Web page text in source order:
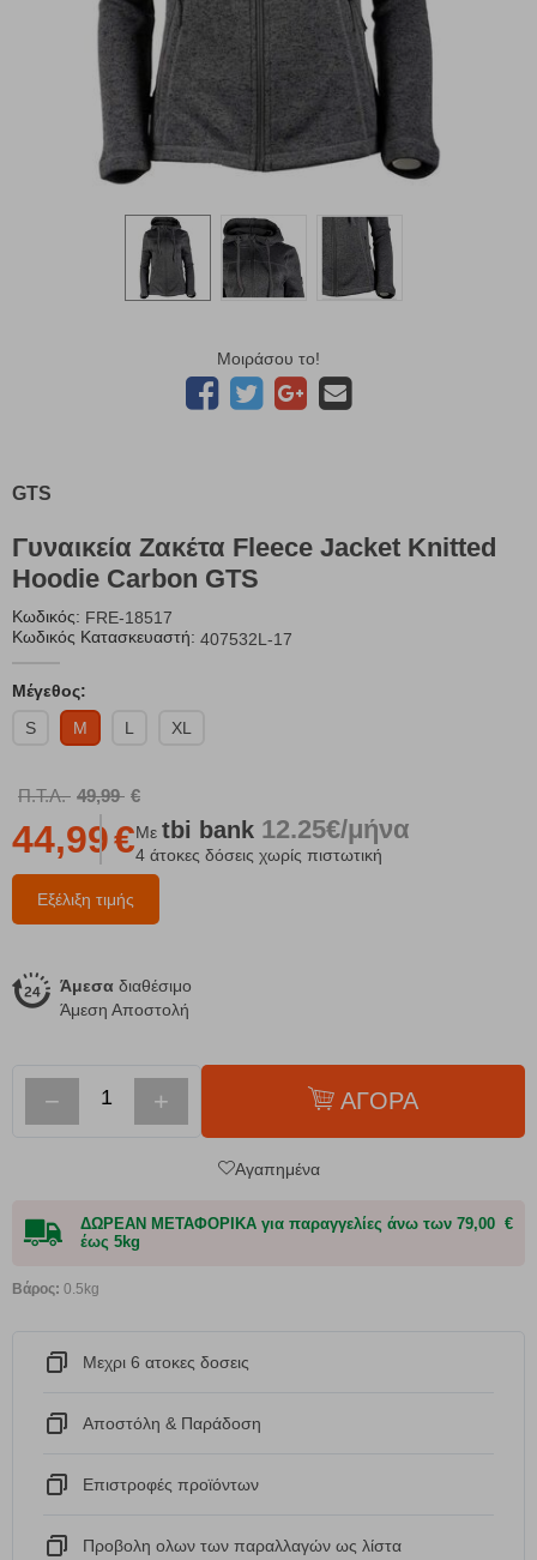
Μοιράσου το!
GTS
Γυναικεία Ζακέτα Fleece Jacket Knitted
Hoodie Carbon GTS
Κωδικός: FRE-18517
Κωδικός Κατασκευαστή: 407532L-17
Μέγεθος:
S
M L XL
Π.Τ.Λ. 49,99 €
Εξέλιξη τιμής
44,99€Με tbi bank 12.25€/μήνα
4 άτοκες δόσεις χωρίς πιστωτική
Άμεσα διαθέσιμο
Άμεση Αποστολή
− + ΑΓΟΡΑ
Αγαπημένα
ΔΩΡΕΑΝ ΜΕΤΑΦΟΡΙΚΑ για παραγγελίες άνω των 79,00 €
έως 5kg
Βάρος: 0.5kg
Μεχρι 6 ατοκες δοσεις
Αποστόλη & Παράδοση
Eπιστροφές προϊόντων
Προβολη ολων των παραλλαγών ως λίστα